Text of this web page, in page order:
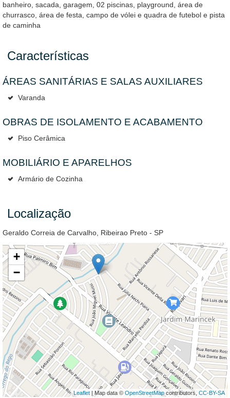
banheiro, sacada, garagem, 02 piscinas, playground, área de
churrasco, área de festa, campo de vólei e quadra de futebol e pista
de caminha
Características
ÁREAS SANITÁRIAS E SALAS AUXILIARES
Varanda
OBRAS DE ISOLAMENTO E ACABAMENTO
Piso Cerâmica
MOBILIÁRIO E APARELHOS
Armário de Cozinha
Localização
Geraldo Correia de Carvalho, Ribeirao Preto - SP
+
−
Leaflet | Map data © OpenStreetMapcontributors, CC-BY-SA